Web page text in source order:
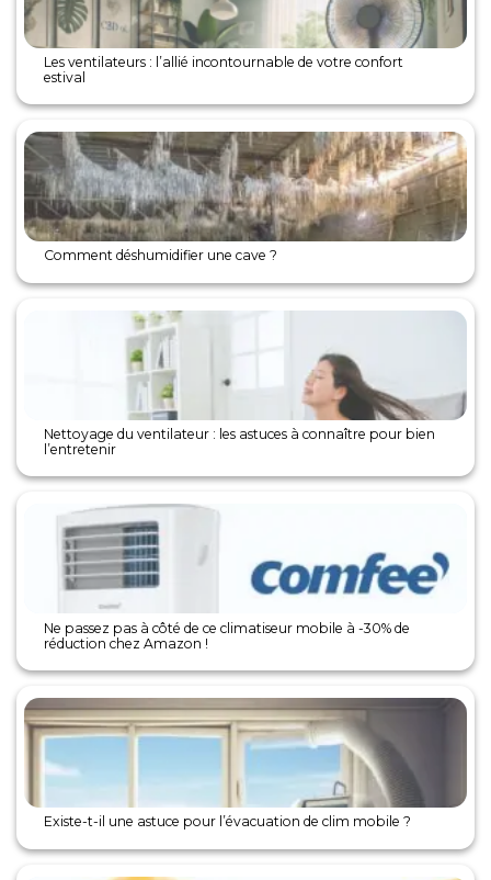
Les ventilateurs : l’allié incontournable de votre confort
estival
Comment déshumidifier une cave ?
Nettoyage du ventilateur : les astuces à connaître pour bien
l’entretenir
Ne passez pas à côté de ce climatiseur mobile à -30% de
réduction chez Amazon !
Existe-t-il une astuce pour l’évacuation de clim mobile ?